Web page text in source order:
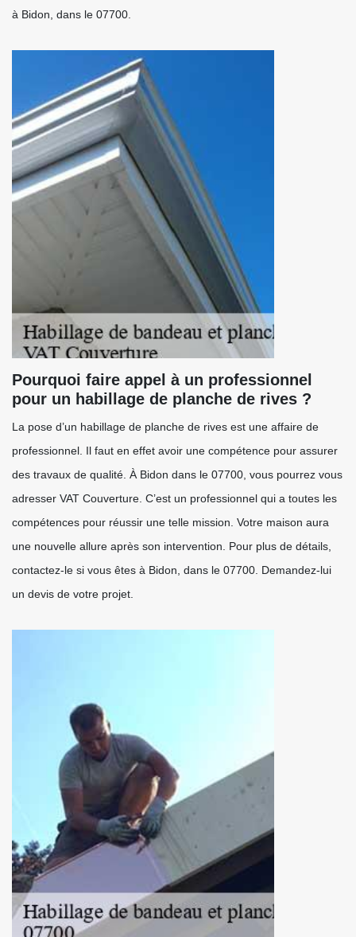
à Bidon, dans le 07700.
Pourquoi faire appel à un professionnel
pour un habillage de planche de rives ?
La pose d’un habillage de planche de rives est une affaire de
professionnel. Il faut en effet avoir une compétence pour assurer
des travaux de qualité. À Bidon dans le 07700, vous pourrez vous
adresser VAT Couverture. C’est un professionnel qui a toutes les
compétences pour réussir une telle mission. Votre maison aura
une nouvelle allure après son intervention. Pour plus de détails,
contactez-le si vous êtes à Bidon, dans le 07700. Demandez-lui
un devis de votre projet.